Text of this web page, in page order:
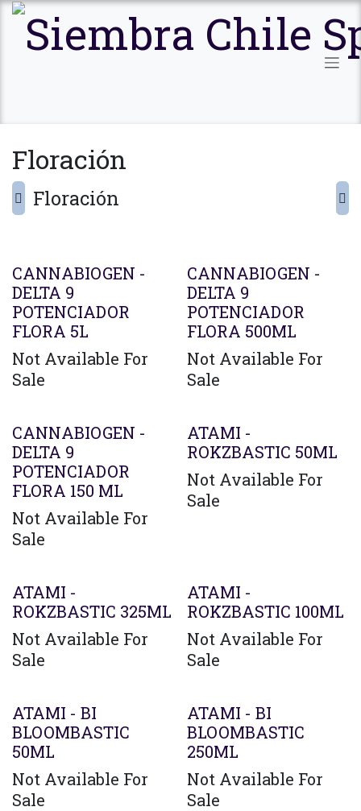
Ir al contenido
Floración
Floración
CANNABIOGEN -
DELTA 9
POTENCIADOR
FLORA 5L
Not Available For
Sale
CANNABIOGEN -
DELTA 9
POTENCIADOR
FLORA 500ML
Not Available For
Sale
CANNABIOGEN -
DELTA 9
POTENCIADOR
FLORA 150 ML
Not Available For
Sale
ATAMI -
ROKZBASTIC 50ML
Not Available For
Sale
ATAMI -
ROKZBASTIC 325ML
Not Available For
Sale
ATAMI -
ROKZBASTIC 100ML
Not Available For
Sale
Agotado
ATAMI - BI
BLOOMBASTIC
50ML
Not Available For
Sale
ATAMI - BI
BLOOMBASTIC
250ML
Not Available For
Sale